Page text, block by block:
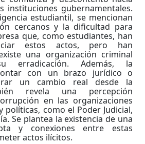
instituciones gubernamentales.
estudiantil, se mencionan
cercanos y la dificultad para
que, como estudiantes, han
estos actos, pero han
una organización criminal
erradicación. Además, la
con un brazo jurídico o
un cambio real desde la
revela una percepción
en las organizaciones
políticas, como el Poder Judicial,
Se plantea la existencia de una
y conexiones entre estas
actos ilícitos.